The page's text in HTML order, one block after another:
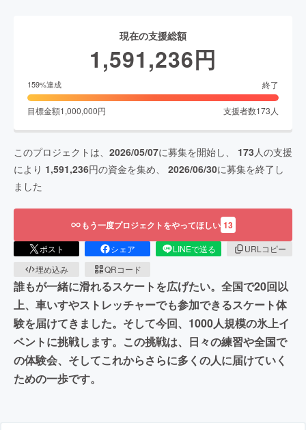
現在の支援総額
1,591,236円
159%達成 終了
目標金額1,000,000円 支援者数173 人
このプロジェクトは、 2026/05/07に募集を開始し、 173 人の支援
により 1,591,236円の資金を集め、 2026/06/30に募集を終了し
ました
もう一度プロジェクトをやってほしい 13
ポスト シェア LINEで送る
URLコピー
埋め込み
QRコード
誰もが一緒に滑れるスケートを広げたい。全国で20回以
上、車いすやストレッチャーでも参加できるスケート体
験を届けてきました。そして今回、1000人規模の氷上イ
ベントに挑戦します。この挑戦は、日々の練習や全国で
の体験会、そしてこれからさらに多くの人に届けていく
ための一歩です。